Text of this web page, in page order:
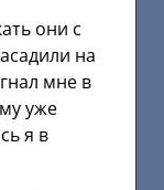
они с
на
мне в
уже
я в